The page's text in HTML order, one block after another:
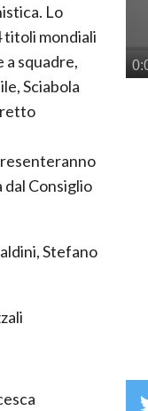
Lo
titoli mondiali
squadre,
Sciabola
dal Consiglio
Stefano